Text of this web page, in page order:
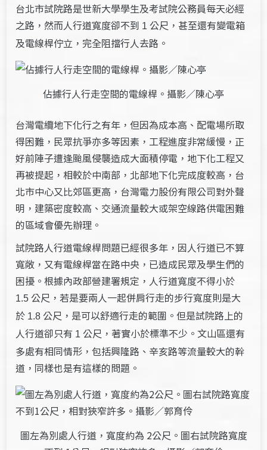
台北市試院路是世新大學學生及考試院公務員每天必經
之路，然而人行道寬度卻不到 1公尺，甚至還有變電箱
及電線桿佇立，完全阻擋行人去路。
佔據行人行走空間的電線桿。攝影／陳心亭
台灣電纜地下化行之有年，但因為成本高、配電場所取
得困難，民眾抗爭亦多等因素，工程進度非常緩慢，正
好前陣子遭逢颱風侵襲造成大面積停電，地下化工程又
再被提起，相較於中南部，北部地下化完成度較高，台
北市中心又比郊區更高，台灣電力股份有限公司對外聲
明，建築密度較高、交通流量較大或架空線路供電困難
的區域會優先辦理。
試院路人行道電線桿問題已經很多年，因人行道已不算
寬敞，又有電線桿當在路中央，已造成民眾及學生們的
困擾。根據內政部營建署規定，人行道寬度不得小於
1.5 公尺，若是要兩人一起併肩行走的步行寬度則是大
於 1.8公尺，是可以舒適行走的範圍。但是試院路上的
人行道卻只有 1 公尺，著實小於標準不少。文山區還有
多處有相同情形，包括興隆路、辛亥路等流量較大的幹
道，同樣也是有這樣的問題。
圖左為別處人行道，寬度約為 2公尺。圖右試院路寬度